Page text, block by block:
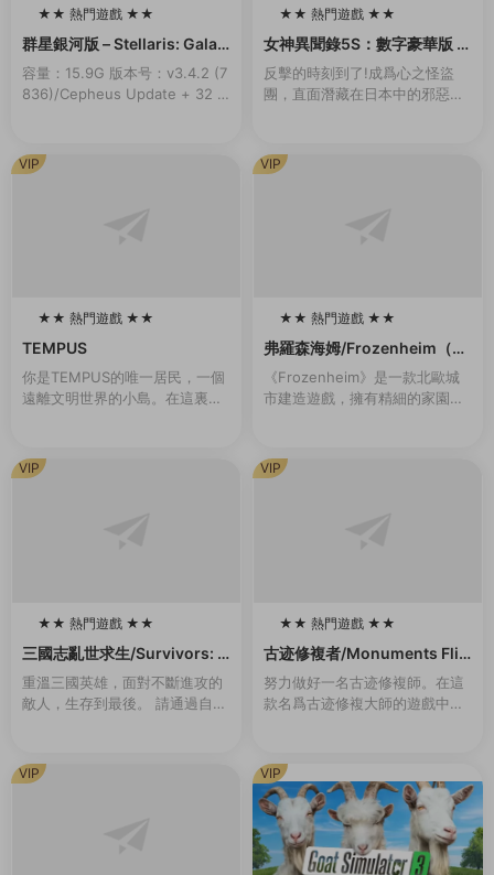
★★ 熱門遊戲 ★★
100
群星銀河版 – Stellaris: Galax
y Edition
容量：15.9G 版本号：v3.4.2 (7
836)/Cepheus Update + 32 D
★★ 熱門遊戲 ★★
100
女神異聞錄5S：數字豪華版 –
persona 5 Strikers: Digital
Deluxe Edition
反擊的時刻到了!成爲心之怪盜
團，直面潛藏在日本中的邪惡。
變……揭露真相，奪回在事件中
心的人們被囚禁的心靈！...
★★ 熱門遊戲 ★★
TEMPUS
你是TEMPUS的唯一居民，一個
遠離文明世界的小島。在這裏，
現，伴随着雷鳴般的聲音。從那
一刻起，一切都變...
VIP
★★ 熱門遊戲 ★★
100
弗羅森海姆/Frozenheim（v1.
2.0.1）
《Frozenheim》是一款北歐城
市建造遊戲，擁有精細的家園管
難險阻，跨越季節，年複一年地
發展壯大。建...
VIP
★★ 熱門遊戲 ★★
三國志亂世求生/Survivors: T
hree Kingdoms（Build.993
0442-1.1）
重溫三國英雄，面對不斷進攻的
敵人，生存到最後。 請通過自己
副官出生入死，再次成爲在曆史
戰場上不斷成長的...
VIP
★★ 熱門遊戲 ★★
100
古迹修複者/Monuments Flip
per
努力做好一名古迹修複師。在這
款名爲古迹修複大師的遊戲中你
你将在世界上最偉大的古建築中
選出你要進行修複的那...
VIP
VIP VIP